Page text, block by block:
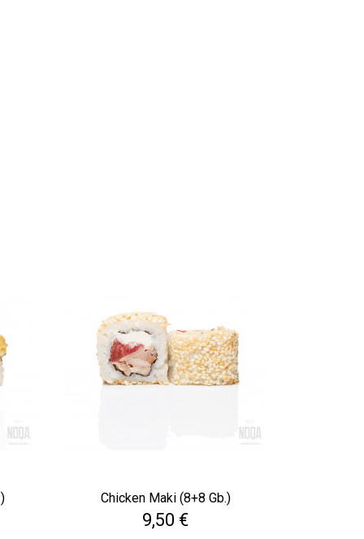
Chicken Maki (8+8 Gb.)
Cena
9,50 €